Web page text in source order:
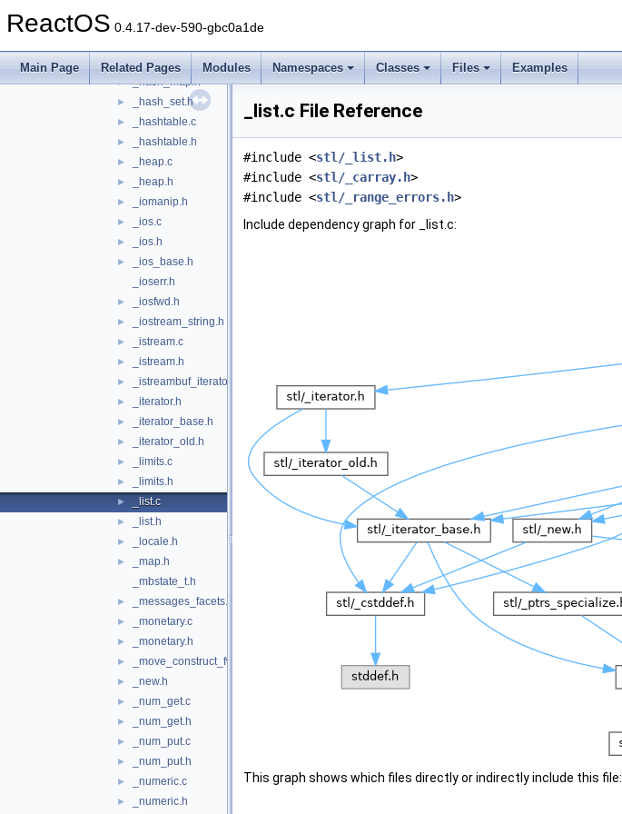
ReactOS 0.4.17-dev-590-gbc0a1de
Main Page Related Pages Modules Namespaces Classes Files Examples
► _function_adaptors.h
► _hash_fun.h
► _hash_map.h
► _hash_set.h
► _hashtable.c
► _hashtable.h
► _heap.c
► _heap.h
► _iomanip.h
► _ios.c
► _ios.h
►
_ios_base.h
_ioserr.h
► _iosfwd.h
► _iostream_string.h
► _istream.c
► _istream.h
► _istreambuf_iterator.h
► _iterator.h
► _iterator_base.h
► _iterator_old.h
► _limits.c
► _limits.h
► _list.c
► _list.h
► _locale.h
►
_map.h
_mbstate_t.h
► _messages_facets.h
► _monetary.c
► _monetary.h
► _move_construct_fwk.h
► _new.h
► _num_get.c
► _num_get.h
► _num_put.c
► _num_put.h
► _numeric.c
► _numeric.h
_list.c File Reference
#include <stl/_list.h>
#include <stl/_carray.h>
#include <stl/_range_errors.h>
Include dependency graph for _list.c:
This graph shows which files directly or indirectly include this file: